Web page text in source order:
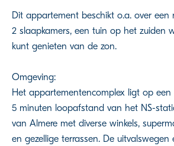
Dit appartement beschikt o.a. over een
2 slaapkamers, een tuin op het zuiden
kunt genieten van de zon.
Omgeving:
Het appartementencomplex ligt op
5 minuten loopafstand van het NS-
van Almere met diverse winkels,
en gezellige terrassen. De uitvalswegen